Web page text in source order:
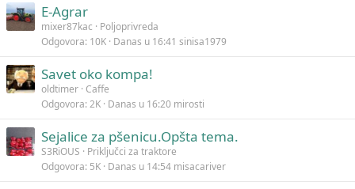
E-Agrar
mixer87kac
Poljoprivreda
Odgovora 10K Danas u 16:41 sinisa1979
Savet oko kompa!
oldtimer Caffe
Odgovora 2K Danas u 16:20 mirosti
Sejalice za pšenicu.Opšta tema.
S3RiOUS
Priključci za traktore
Odgovora 5K Danas u 14:54 misacariver